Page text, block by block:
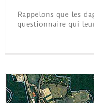
Rappelons que les
questionnaire qui